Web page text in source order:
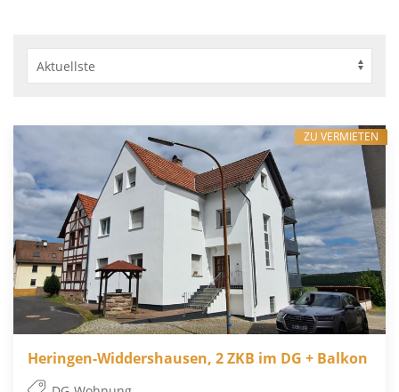
Heringen-Widdershausen, 2 ZKB im DG + Balkon
ZU VERMIETEN